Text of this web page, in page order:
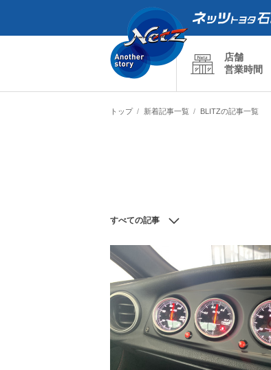
店舗
営業時間
トップ 新着記事一覧 BLITZの記事一覧
すべての記事